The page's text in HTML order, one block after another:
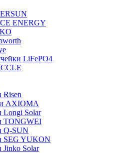
ENERGY
LiFePO4
Risen
AXIOMA
Longi Solar
TONGWEI
Q-SUN
SEG YUKON
Jinko Solar